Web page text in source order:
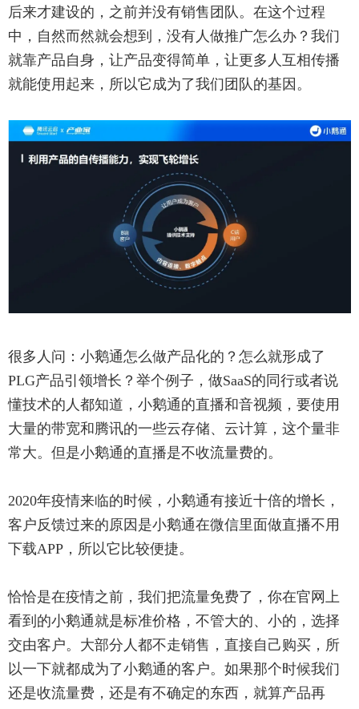
后来才建设的，之前并没有销售团队。在这个过程
中，自然而然就会想到，没有人做推广怎么办？我们
就靠产品自身，让产品变得简单，让更多人互相传播
就能使用起来，所以它成为了我们团队的基因。
很多人问：小鹅通怎么做产品化的？怎么就形成了
PLG产品引领增长？举个例子，做SaaS的同行或者说
懂技术的人都知道，小鹅通的直播和音视频，要使用
大量的带宽和腾讯的一些云存储、云计算，这个量非
常大。但是小鹅通的直播是不收流量费的。
2020年疫情来临的时候，小鹅通有接近十倍的增长，
客户反馈过来的原因是小鹅通在微信里面做直播不用
下载APP，所以它比较便捷。
恰恰是在疫情之前，我们把流量免费了，你在官网上
看到的小鹅通就是标准价格，不管大的、小的，选择
交由客户。大部分人都不走销售，直接自己购买，所
以一下就都成为了小鹅通的客户。如果那个时候我们
还是收流量费，还是有不确定的东西，就算产品再